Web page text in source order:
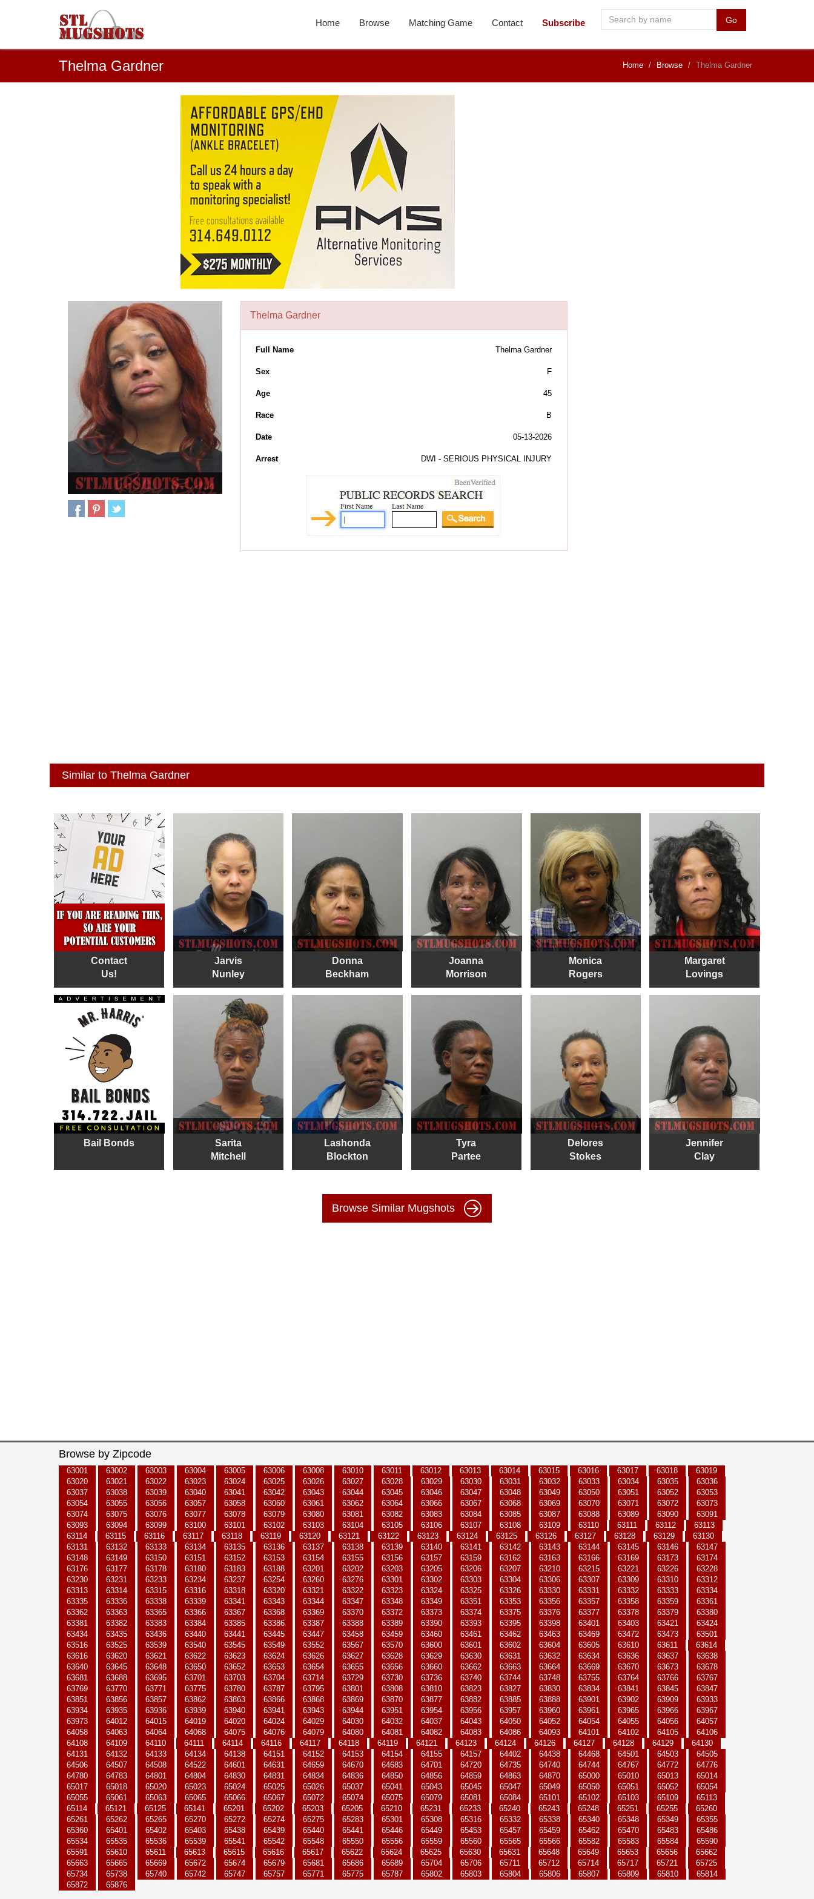
Home Browse Matching Game Contact Subscribe Go
Thelma Gardner Home Browse Thelma Gardner
Thelma Gardner
Full Name Thelma Gardner
Sex F
Age 45
Race B
Date 05-13-2026
Arrest DWI - SERIOUS PHYSICAL INJURY
Similar to Thelma Gardner
Contact
Us!
Jarvis
Nunley
Donna
Beckham
Joanna
Morrison
Monica
Rogers
Margaret
Lovings
Bail Bonds
Sarita
Mitchell
Lashonda
Blockton
Tyra
Partee
Delores
Stokes
Jennifer
Clay
Browse Similar Mugshots
Browse by Zipcode
63001 63002 63003 63004 63005 63006 63008 63010 63011 63012 63013 63014 63015 63016 63017 63018
63019
63020
63021 63022 63023 63024 63025 63026 63027 63028 63029 63030 63031 63032 63033 63034 63035
63036
63037
63038 63039 63040 63041 63042 63043 63044 63045 63046 63047 63048 63049 63050 63051 63052
63053
63054
63055 63056 63057 63058 63060 63061 63062 63064 63066 63067 63068 63069 63070 63071 63072
63073
63074
63075 63076 63077 63078 63079 63080 63081 63082 63083 63084 63085 63087 63088 63089 63090
63091
63093
63094 63099 63100 63101 63102 63103 63104 63105 63106 63107 63108 63109 63110 63111 63112
63113
63114
63115 63116 63117 63118 63119 63120 63121 63122 63123 63124 63125 63126 63127 63128 63129
63130
63131
63132 63133 63134 63135 63136 63137 63138 63139 63140 63141 63142 63143 63144 63145 63146
63147
63148
63149 63150 63151 63152 63153 63154 63155 63156 63157 63159 63162 63163 63166 63169 63173
63174
63176
63177 63178 63180 63183 63188 63201 63202 63203 63205 63206 63207 63210 63215 63221 63226
63228
63230
63231 63233 63234 63237 63254 63260 63276 63301 63302 63303 63304 63306 63307 63309 63310
63312
63313
63314 63315 63316 63318 63320 63321 63322 63323 63324 63325 63326 63330 63331 63332 63333
63334
63335
63336 63338 63339 63341 63343 63344 63347 63348 63349 63351 63353 63356 63357 63358 63359
63361
63362
63363 63365 63366 63367 63368 63369 63370 63372 63373 63374 63375 63376 63377 63378 63379
63380
63381
63382 63383 63384 63385 63386 63387 63388 63389 63390 63393 63395 63398 63401 63403 63421
63424
63434
63435 63436 63440 63441 63445 63447 63458 63459 63460 63461 63462 63463 63469 63472 63473
63501
63516
63525 63539 63540 63545 63549 63552 63567 63570 63600 63601 63602 63604 63605 63610 63611
63614
63616
63620 63621 63622 63623 63624 63626 63627 63628 63629 63630 63631 63632 63634 63636 63637
63638
63640
63645 63648 63650 63652 63653 63654 63655 63656 63660 63662 63663 63664 63669 63670 63673
63678
63681
63688 63695 63701 63703 63704 63714 63729 63730 63736 63740 63744 63748 63755 63764 63766
63767
63769
63770 63771 63775 63780 63787 63795 63801 63808 63810 63823 63827 63830 63834 63841 63845
63847
63851
63856 63857 63862 63863 63866 63868 63869 63870 63877 63882 63885 63888 63901 63902 63909
63933
63934
63935 63936 63939 63940 63941 63943 63944 63951 63954 63956 63957 63960 63961 63965 63966
63967
63973
64012 64015 64019 64020 64024 64029 64030 64032 64037 64043 64050 64052 64054 64055 64056
64057
64058
64063 64064 64068 64075 64076 64079 64080 64081 64082 64083 64086 64093 64101 64102 64105
64106
64108
64109 64110 64111 64114 64116 64117 64118 64119 64121 64123 64124 64126 64127 64128 64129
64130
64131
64132 64133 64134 64138 64151 64152 64153 64154 64155 64157 64402 64438 64468 64501 64503
64505
64506
64507 64508 64522 64601 64631 64659 64670 64683 64701 64720 64735 64740 64744 64767 64772
64776
64780
64783 64801 64804 64830 64831 64834 64836 64850 64856 64859 64863 64870 65000 65010 65013
65014
65017
65018 65020 65023 65024 65025 65026 65037 65041 65043 65045 65047 65049 65050 65051 65052
65054
65055
65061 65063 65065 65066 65067 65072 65074 65075 65079 65081 65084 65101 65102 65103 65109
65113
65114
65121 65125 65141 65201 65202 65203 65205 65210 65231 65233 65240 65243 65248 65251 65255
65260
65261
65262 65265 65270 65272 65274 65275 65283 65301 65308 65316 65332 65338 65340 65348 65349
65355
65360
65401 65402 65403 65438 65439 65440 65441 65446 65449 65453 65457 65459 65462 65470 65483
65486
65534
65535 65536 65539 65541 65542 65548 65550 65556 65559 65560 65565 65566 65582 65583 65584
65590
65591
65610 65611 65613 65615 65616 65617 65622 65624 65625 65630 65631 65648 65649 65653 65656
65662
65663
65665 65669 65672 65674 65679 65681 65686 65689 65704 65706 65711 65712 65714 65717 65721
65725
65734
65738 65740 65742 65747 65757 65771 65775 65787 65802 65803 65804 65806 65807 65809 65810
65814
65872
65876